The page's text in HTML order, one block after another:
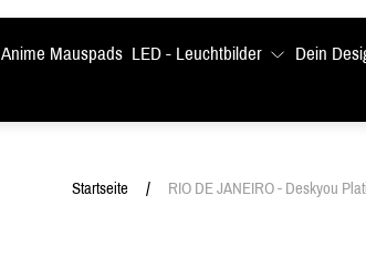
Anime Mauspads LED - Leuchtbilder Dein
Startseite / RIO DE JANEIRO - Deskyou